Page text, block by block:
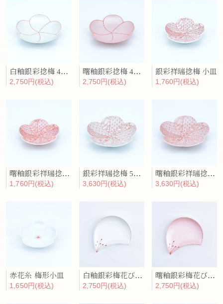
白釉銀彩捻梅 4寸銘々皿
2,750円(税込)
曙釉銀彩捻梅 4寸銘々皿
2,750円(税込)
銀彩祥瑞捻梅 小皿
1,760円(税込)
曙釉銀彩祥瑞捻梅 小皿
1,760円(税込)
銀彩祥瑞捻梅 5寸銘々皿
3,630円(税込)
曙釉銀彩祥瑞捻梅 5寸銘々皿
3,630円(税込)
赤花糸 梅形小皿
1,650円(税込)
白釉銀彩梅花びら 銘々皿
2,750円(税込)
曙釉銀彩梅花びら 銘々皿
2,750円(税込)